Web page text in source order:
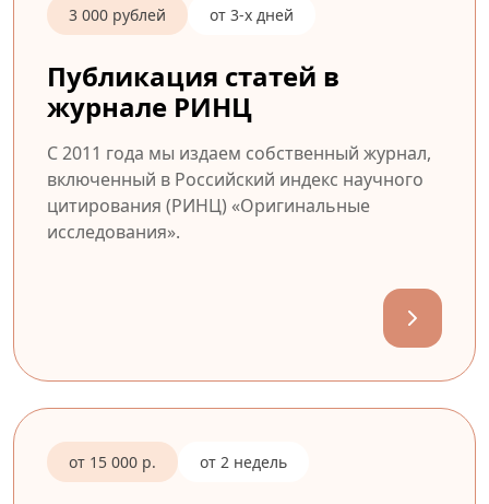
3 000 рублей от 3-х дней
Публикация статей в
журнале РИНЦ
С 2011 года мы издаем собственный журнал,
включенный в Российский индекс научного
цитирования (РИНЦ) «Оригинальные
исследования».
от 15 000 р. от 2 недель